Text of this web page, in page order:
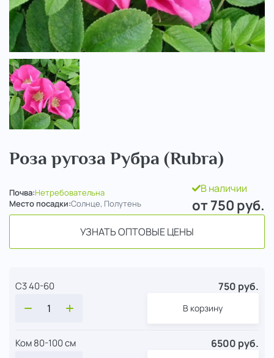
Роза ругоза Рубра (Rubra)
Почва:Нетребовательна
Место посадки:Солнце, Полутень
В наличии
от 750 руб.
УЗНАТЬ ОПТОВЫЕ ЦЕНЫ
С3 40-60 750 руб.
В корзину
Ком 80-100 см 6500 руб.